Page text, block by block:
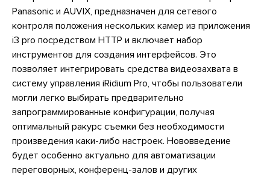
Panasonic и AUVIX, предназначен для сетевого
контроля положения нескольких камер из приложения
i3 pro посредством HTTP и включает набор
инструментов для создания интерфейсов. Это
позволяет интегрировать средства видеозахвата в
систему управления iRidium Pro, чтобы пользователи
могли легко выбирать предварительно
запрограммированные конфигурации, получая
оптимальный ракурс съемки без необходимости
произведения каки-либо настроек. Нововведение
будет особенно актуально для автоматизации
переговорных, конференц-залов и других